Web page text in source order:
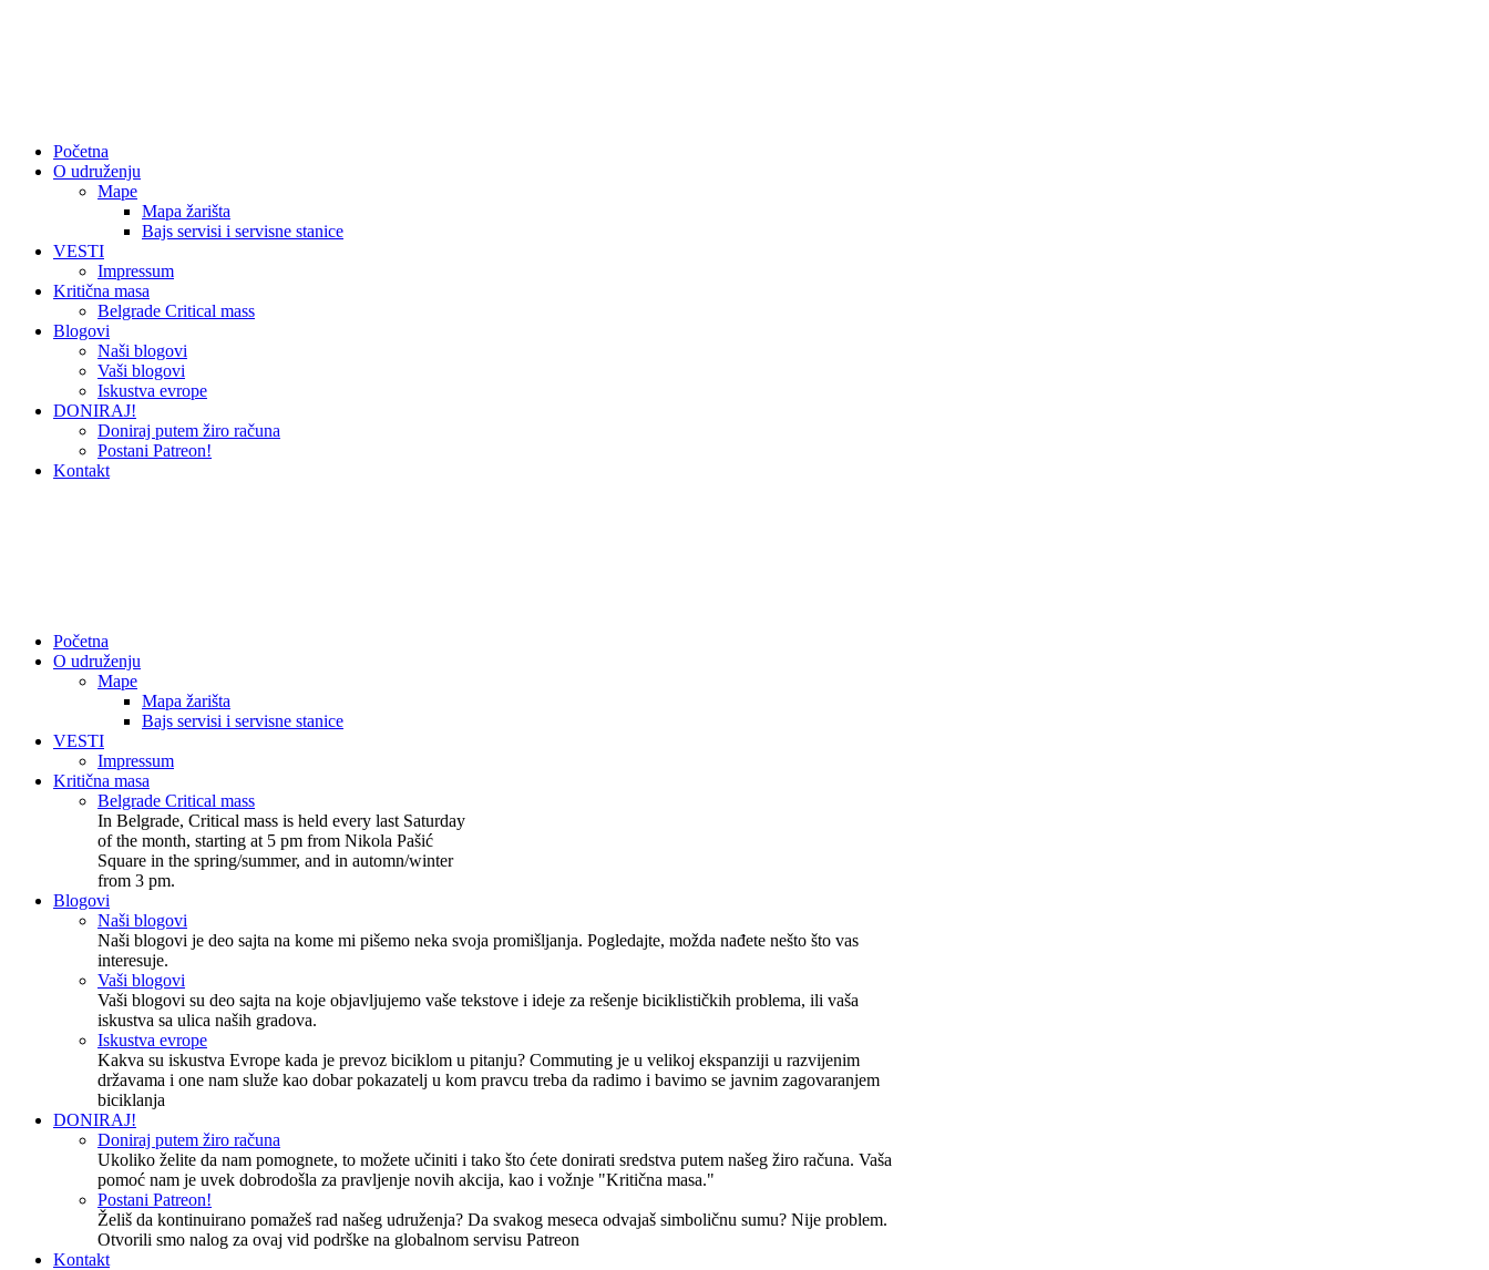
Početna
O udruženju
Mape
Mapa žarišta
Bajs servisi i servisne stanice
VESTI
Impressum
Kritična masa
Belgrade Critical mass
Blogovi
Naši blogovi
Vaši blogovi
Iskustva evrope
DONIRAJ!
Doniraj putem žiro računa
Postani Patreon!
Kontakt
Početna
O udruženju
Mape
Mapa žarišta
Bajs servisi i servisne stanice
VESTI
Impressum
Kritična masa
Belgrade Critical mass
In Belgrade, Critical mass is held every last Saturday
of the month, starting at 5 pm from Nikola Pašić
Square in the spring/summer, and in automn/winter
from 3 pm.
Blogovi
Naši blogovi
Naši blogovi je deo sajta na kome mi pišemo neka svoja promišljanja. Pogledajte, možda nađete nešto što vas
interesuje.
Vaši blogovi
Vaši blogovi su deo sajta na koje objavljujemo vaše tekstove i ideje za rešenje biciklističkih problema, ili vaša
iskustva sa ulica naših gradova.
Iskustva evrope
Kakva su iskustva Evrope kada je prevoz biciklom u pitanju? Commuting je u velikoj ekspanziji u razvijenim
državama i one nam služe kao dobar pokazatelj u kom pravcu treba da radimo i bavimo se javnim zagovaranjem
biciklanja
DONIRAJ!
Doniraj putem žiro računa
Ukoliko želite da nam pomognete, to možete učiniti i tako što ćete donirati sredstva putem našeg žiro računa. Vaša
pomoć nam je uvek dobrodošla za pravljenje novih akcija, kao i vožnje "Kritična masa."
Postani Patreon!
Želiš da kontinuirano pomažeš rad našeg udruženja? Da svakog meseca odvajaš simboličnu sumu? Nije problem.
Otvorili smo nalog za ovaj vid podrške na globalnom servisu Patreon
Kontakt